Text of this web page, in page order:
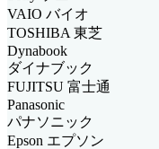
VAIO バイオ
TOSHIBA 東芝
Dynabook
ダイナブック
FUJITSU 富士通
Panasonic
パナソニック
Epson エプソン